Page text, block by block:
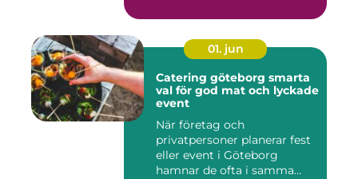
01. jun
Catering göteborg smarta
val för god mat och lyckade
event
När företag och
privatpersoner planerar fest
eller event i Göteborg
hamnar de ofta i samma